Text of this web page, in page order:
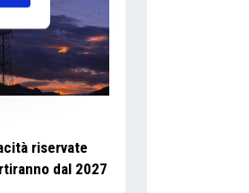
riservate
dal 2027